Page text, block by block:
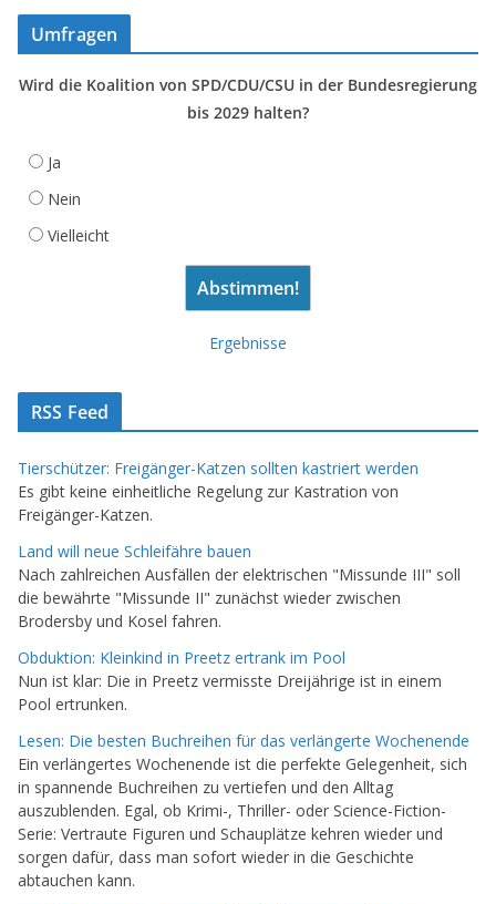
Umfragen
Wird die Koalition von SPD/CDU/CSU in der Bundesregierung
bis 2029 halten?
Ja
Nein
Vielleicht
Ergebnisse
RSS Feed
Tierschützer: Freigänger-Katzen sollten kastriert werden
Es gibt keine einheitliche Regelung zur Kastration von
Freigänger-Katzen.
Land will neue Schleifähre bauen
Nach zahlreichen Ausfällen der elektrischen "Missunde III" soll
die bewährte "Missunde II" zunächst wieder zwischen
Brodersby und Kosel fahren.
Obduktion: Kleinkind in Preetz ertrank im Pool
Nun ist klar: Die in Preetz vermisste Dreijährige ist in einem
Pool ertrunken.
Lesen: Die besten Buchreihen für das verlängerte Wochenende
Ein verlängertes Wochenende ist die perfekte Gelegenheit, sich
in spannende Buchreihen zu vertiefen und den Alltag
auszublenden. Egal, ob Krimi-, Thriller- oder Science-Fiction-
Serie: Vertraute Figuren und Schauplätze kehren wieder und
sorgen dafür, dass man sofort wieder in die Geschichte
abtauchen kann.